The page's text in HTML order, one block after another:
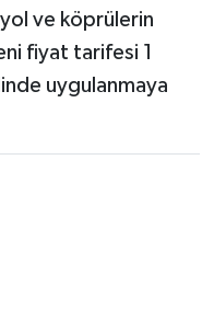
ve köprülerin
fiyat tarifesi 1
uygulanmaya